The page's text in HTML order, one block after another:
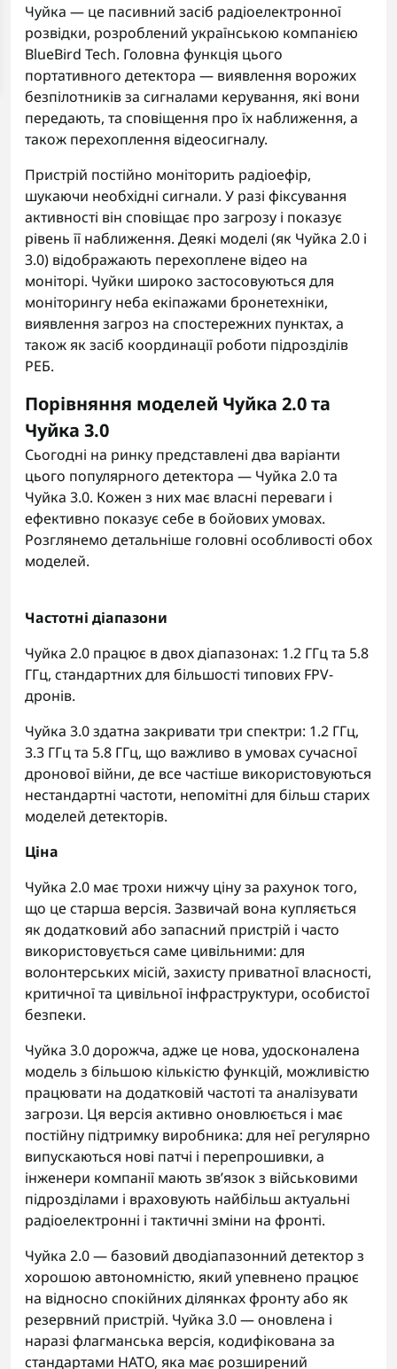
Чуйка — це пасивний засіб радіоелектронної
розвідки, розроблений українською компанією
BlueBird Tech. Головна функція цього
портативного детектора — виявлення ворожих
безпілотників за сигналами керування, які вони
передають, та сповіщення про їх наближення, а
також перехоплення відеосигналу.
Пристрій постійно моніторить радіоефір,
шукаючи необхідні сигнали. У разі фіксування
активності він сповіщає про загрозу і показує
рівень її наближення. Деякі моделі (як Чуйка 2.0 і
3.0) відображають перехоплене відео на
моніторі. Чуйки широко застосовуються для
моніторингу неба екіпажами бронетехніки,
виявлення загроз на спостережних пунктах, а
також як засіб координації роботи підрозділів
РЕБ.
Порівняння моделей Чуйка 2.0 та
Чуйка 3.0
Сьогодні на ринку представлені два варіанти
цього популярного детектора — Чуйка 2.0та
Чуйка 3.0. Кожен з них має власні переваги і
ефективно показує себе в бойових умовах.
Розглянемо детальніше головні особливості обох
моделей.
Частотні діапазони
Чуйка 2.0 працює в двох діапазонах: 1.2 ГГц та 5.8
ГГц, стандартних для більшості типових FPV-
дронів.
Чуйка 3.0 здатна закривати три спектри: 1.2 ГГц,
3.3 ГГц та 5.8 ГГц, що важливо в умовах сучасної
дронової війни, де все частіше використовуються
нестандартні частоти, непомітні для більш старих
моделей детекторів.
Ціна
Чуйка 2.0 має трохи нижчу ціну за рахунок того,
що це старша версія. Зазвичай вона купляється
як додатковий або запасний пристрій і часто
використовується саме цивільними: для
волонтерських місій, захисту приватної власності,
критичної та цивільної інфраструктури, особистої
безпеки.
Чуйка 3.0 дорожча, адже це нова, удосконалена
модель з більшою кількістю функцій, можливістю
працювати на додатковій частоті та аналізувати
загрози. Ця версія активно оновлюється і має
постійну підтримку виробника: для неї регулярно
випускаються нові патчі і перепрошивки, а
інженери компанії мають зв’язок з військовими
підрозділами і враховують найбільш актуальні
радіоелектронні і тактичні зміни на фронті.
Чуйка 2.0 — базовий дводіапазонний детектор з
хорошою автономністю, який упевнено працює
на відносно спокійних ділянках фронту або як
резервний пристрій. Чуйка 3.0— оновлена і
наразі флагманська версія, кодифікована за
стандартами НАТО, яка має розширений